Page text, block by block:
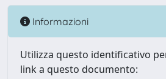
Informazioni
Utilizza questo identificativo
link a questo documento: